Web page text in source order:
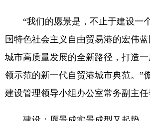
“我们的愿景是，不止于建设一
国特色社会主义自由贸易港的宏伟
城市高质量发展的全新路径，打造一
领示范的新一代自贸港城市典范。”
建设管理领导小组办公室常务副主任